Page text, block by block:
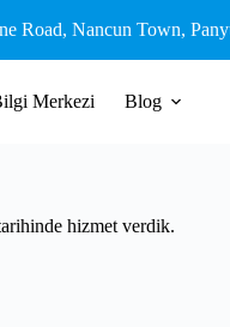
Road, Nancun Town,
Merkezi Blog
hizmet verdik.